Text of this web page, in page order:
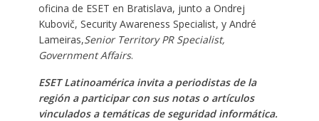
oficina de ESET en Bratislava, junto a Ondrej
Kubovič, Security Awareness Specialist, y André
Lameiras,Senior Territory PR Specialist,
Government Affairs.
ESET Latinoamérica invita a periodistas de la
región a participar con sus notas o artículos
vinculados a temáticas de seguridad informática.